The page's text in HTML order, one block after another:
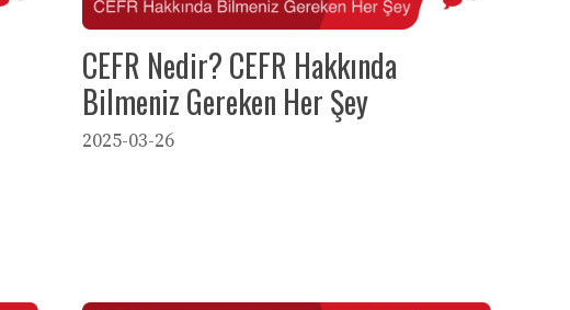
CEFR Nedir? CEFR Hakkında
Bilmeniz Gereken Her Şey
2025-03-26